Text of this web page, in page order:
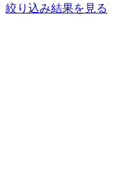
絞り込み結果を見る